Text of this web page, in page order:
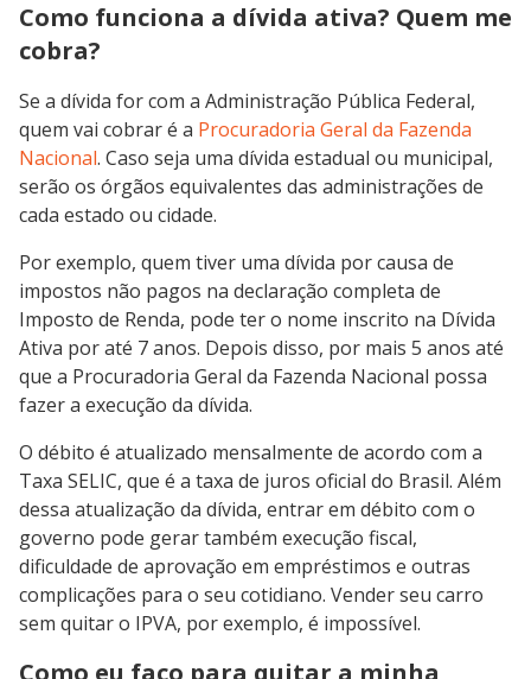
Como funciona a dívida ativa? Quem me
cobra?
Se a dívida for com a Administração Pública Federal,
quem vai cobrar é a Procuradoria Geral da Fazenda
Nacional. Caso seja uma dívida estadual ou municipal,
serão os órgãos equivalentes das administrações de
cada estado ou cidade.
Por exemplo, quem tiver uma dívida por causa de
impostos não pagos na declaração completa de
Imposto de Renda, pode ter o nome inscrito na Dívida
Ativa por até 7 anos. Depois disso, por mais 5 anos até
que a Procuradoria Geral da Fazenda Nacional possa
fazer a execução da dívida.
O débito é atualizado mensalmente de acordo com a
Taxa SELIC, que é a taxa de juros oficial do Brasil. Além
dessa atualização da dívida, entrar em débito com o
governo pode gerar também execução fiscal,
dificuldade de aprovação em empréstimos e outras
complicações para o seu cotidiano. Vender seu carro
sem quitar o IPVA, por exemplo, é impossível.